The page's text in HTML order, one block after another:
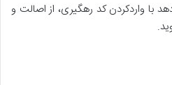
با واردکردن کد رهگیری، از اصالت و